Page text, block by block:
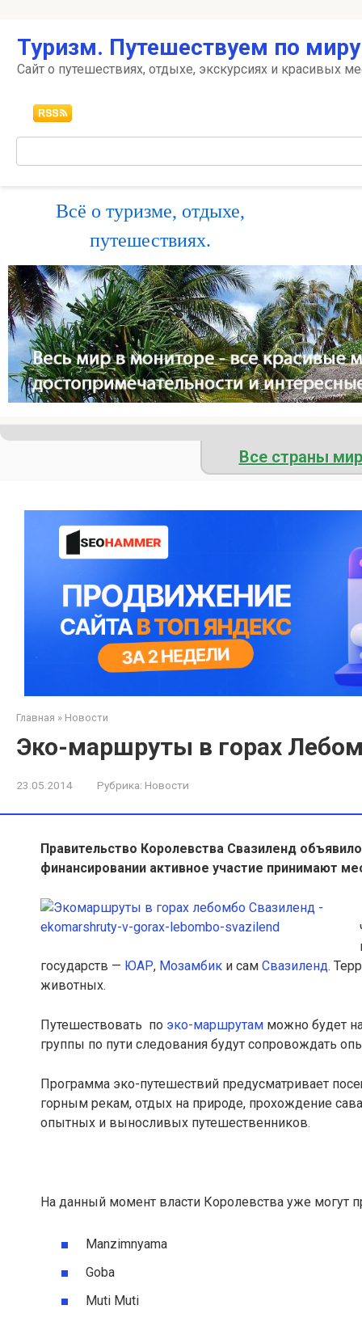
контенту
Туризм. Путешествуем по
Сайт о путешествиях, отдыхе, экскурсиях и красивых
Всё о туризме, отдыхе,
путешествиях.
Все страны
Главная » Новости
Эко-маршруты в горах
23.05.2014 Рубрика: Новости
Правительство Королевства Свазиленд
финансировании активное участие принимают
государств — ЮАР, Мозамбик и сам Свазиленд.
животных.
Путешествовать по эко-маршрутам можно будет
группы по пути следования будут сопровождать
Программа эко-путешествий предусматривает
горным рекам, отдых на природе, прохождение
опытных и выносливых путешественников.
На данный момент власти Королевства уже
Manzimnyama
Goba
Muti Muti